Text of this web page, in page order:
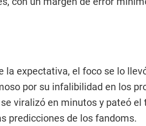
la expectativa, el foco se lo
por su infalibilidad en los
viralizó en minutos y pateó
predicciones de los fandoms.